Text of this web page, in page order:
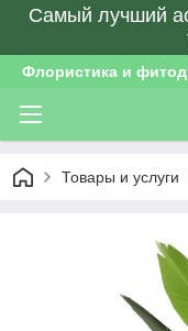
Самый лучший
Флористика и
Товары и услуги